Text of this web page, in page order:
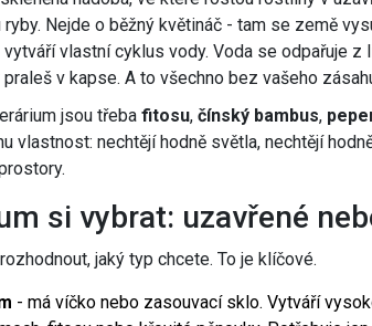
Nejde o běžný květináč - tam se země
vlastní cyklus vody. Voda se odpařuje z
v kapse. A to všechno bez vašeho
jsou třeba fitosu, čínský bambus,
vlastnost: nechtějí hodně světla, nechtějí
si vybrat: uzavřené
jaký typ chcete. To je klíčové.
- má víčko nebo zasouvací sklo. Vytváří